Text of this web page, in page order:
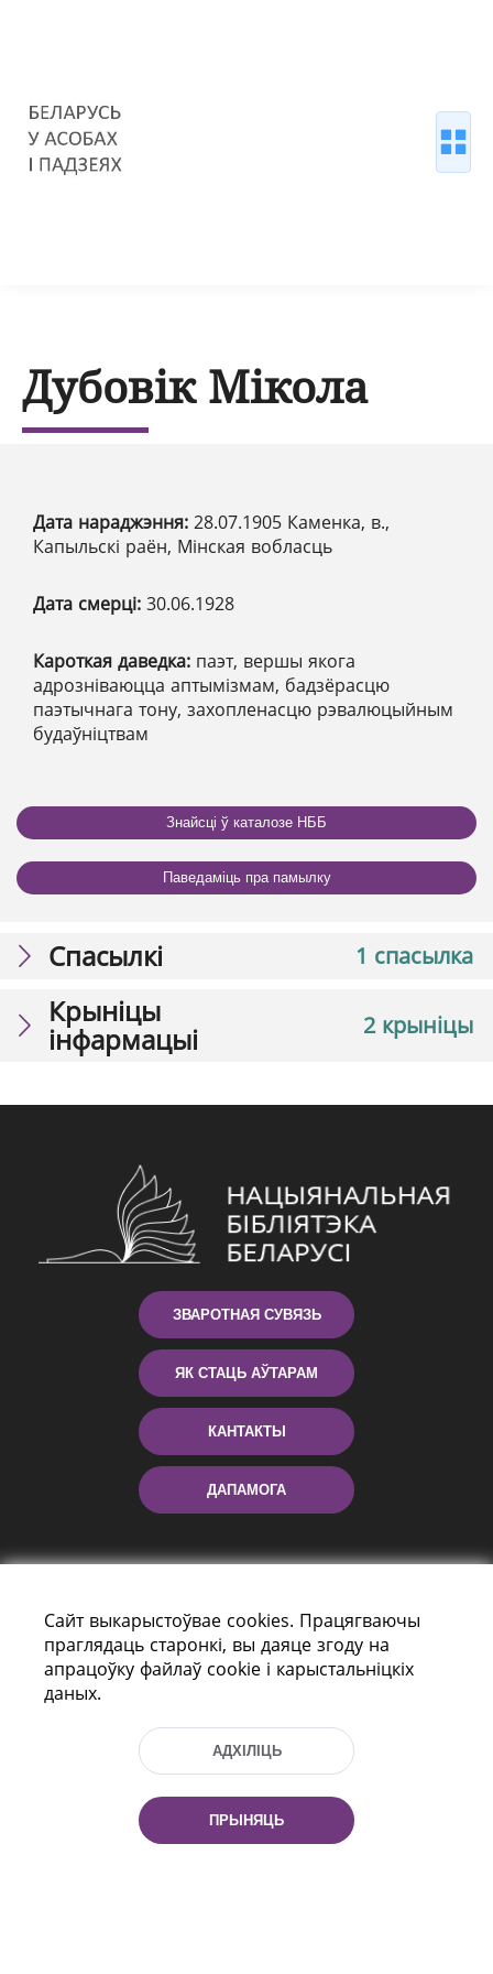
Дубовік Мікола
Дата нараджэння: 28.07.1905 Каменка, в.,
Капыльскі раён, Мінская вобласць
Дата смерці: 30.06.1928
Кароткая даведка: паэт, вершы якога
адрозніваюцца аптымізмам, бадзёрасцю
паэтычнага тону, захопленасцю рэвалюцыйным
будаўніцтвам
Знайсці ў каталозе НББ
Паведаміць пра памылку
1 спасылка
Спасылкі
2 крыніцы
Крыніцы
інфармацыі
ЗВАРОТНАЯ СУВЯЗЬ
ЯК СТАЦЬ АЎТАРАМ
КАНТАКТЫ
ДАПАМОГА
праспект Незалежнасці 116
г. Мiнск, Рэспубліка Беларусь, 220114
Тэл.: (+375 17) 368 37 37, Факс: (+375 17)
Эл. пошта: inbox@nlb.by
Сайт выкарыстоўвае cookies. Працягваючы
праглядаць старонкі, вы даяце згоду на
апрацоўку файлаў cookie і карыстальніцкіх
даных.
АДХІЛІЦЬ
ПРЫНЯЦЬ